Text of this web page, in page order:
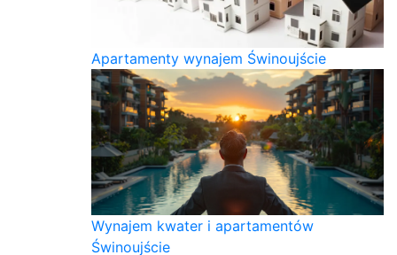
Apartamenty wynajem Świnoujście
Wynajem kwater i apartamentów
Świnoujście